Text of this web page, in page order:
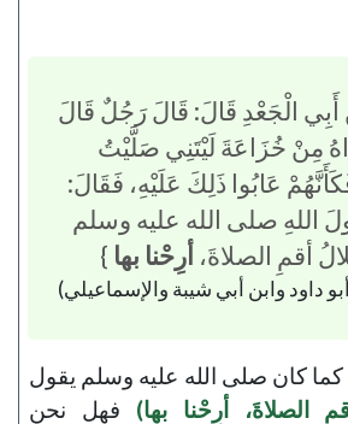
الْجَعْدِ قَالَ: قَالَ ‌رَجُلٌ ‌قَالَ
‌مِنْ ‌خُزَاعَةَ ‌لَيْتَنِي ‌صَلَّيْتُ
عَابُوا ذَلِكَ عَلَيْهِ، فَقَالَ:
صلى الله عليه وسلم
أقمِ الصلاةَ،أرِحْنا بها }
داود وابن أبي شيبة والإسماعيلي)
كما كان صلى الله عليه وسلم يقول
الصلاةَ، أرِحْنا بها) فهل نحن